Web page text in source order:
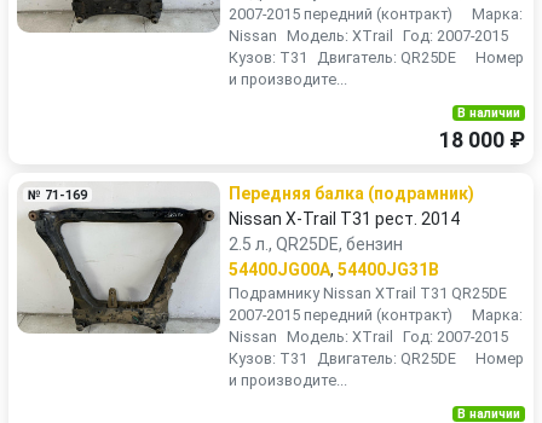
2007-2015 передний (контракт) Марка:
Nissan Модель: XTrail Год: 2007-2015
Кузов: T31 Двигатель: QR25DE Номер
и производите...
В наличии
18 000 ₽
№ 71-169
Передняя балка (подрамник)
Nissan X-Trail T31 рест. 2014
2.5 л., QR25DE, бензин
54400JG00A, 54400JG31B
Подрамнику Nissan XTrail T31 QR25DE
2007-2015 передний (контракт) Марка:
Nissan Модель: XTrail Год: 2007-2015
Кузов: T31 Двигатель: QR25DE Номер
и производите...
В наличии